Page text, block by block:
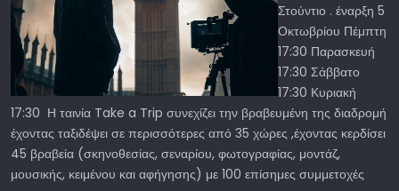
Στούντιο . έναρξη 5
Οκτωβρίου Πέμπτη
17:30 Παρασκευή
17:30 Σάββατο
17:30 Κυριακή
17:30 Η ταινία Take a Trip συνεχίζει την βραβευμένη της διαδρομή
έχοντας ταξιδέψει σε περισσότερες από 35 χώρες ,έχοντας κερδίσει
45 βραβεία (σκηνοθεσίας, σεναρίου, φωτογραφίας, μοντάζ,
μουσικής, κειμένου και αφήγησης) με 100 επίσημες συμμετοχές